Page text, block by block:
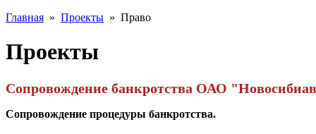
Главная » Проекты » Право
Проекты
Сопровождение банкротства ОАО
Сопровождение процедуры банкротства.